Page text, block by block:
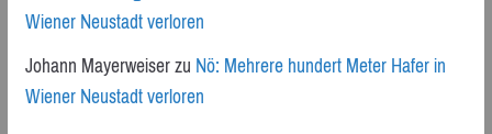
Wiener Neustadt verloren
Johann MayerweiserzuNö: Mehrere hundert Meter Hafer in
Wiener Neustadt verloren